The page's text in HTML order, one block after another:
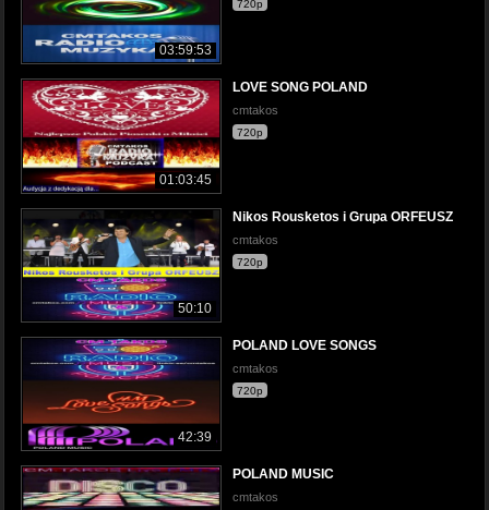
03:59:53
720p
01:03:45
LOVE SONG POLAND
cmtakos
720p
50:10
Nikos Rousketos i Grupa ORFEUSZ
cmtakos
720p
42:39
POLAND LOVE SONGS
cmtakos
720p
POLAND MUSIC
cmtakos